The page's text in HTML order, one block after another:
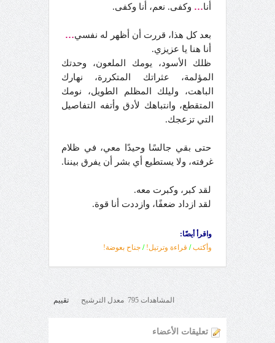
أنا… وكفى. نعم، أنا وكفى.
بعد كل هذا، قررت أن أظهر له نفسي…
أنا هنا يا عزيزي.
ظلك الأسود، يومك الملعون، وحدتك
المؤلمة، عثراتك المتكررة، نهارك
الباهت، وليلك المظلم الطويل، نومك
المتقطع، وانتباهك لأدق وأتفه التفاصيل
التي تزعجك.
حتى بقي جالسًا وحيدًا معي، في ظلام
غرفته، ولا يستطيع أي بشر أن يفرق بيننا.
لقد كبر، وكبرت معه.
لقد ازداد ضعفًا، وازددت أنا قوة.
واقرأ أيضًا:
وأكتب / قراءة وترتيل! / جناح بعوضة!
المشاهدات 795 معدل الترشيح تقييم
تعليقات الأعضاء